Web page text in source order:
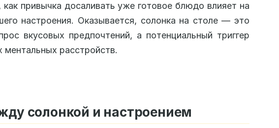
как привычка досаливать уже готовое блюдо влияет на
настроения. Оказывается, солонка на столе — это
вкусовых предпочтений, а потенциальный триггер
ментальных расстройств.
солонкой и настроением